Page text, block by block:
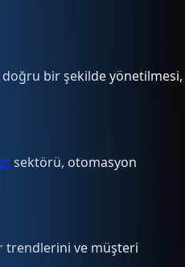
doğru bir şekilde yönetilmesi,
sektörü, otomasyon
trendlerini ve müşteri